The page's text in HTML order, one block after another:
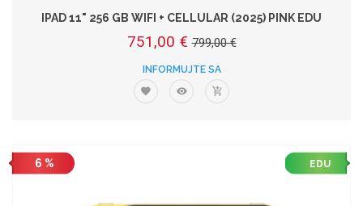
IPAD 11" 256 GB WIFI + CELLULAR (2025) PINK EDU
751,00 € 799,00 €
INFORMUJTE SA
6 % EDU